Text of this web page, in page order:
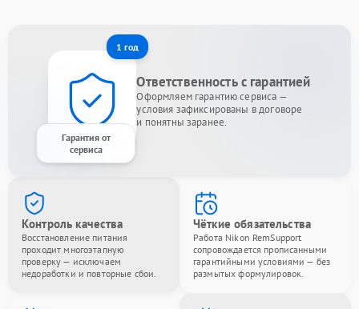
1 год
Гарантия от
сервиса
Ответственность с гарантией
Оформляем гарантию сервиса —
условия зафиксированы в договоре
и понятны заранее.
Контроль качества
Восстановление питания
проходит многоэтапную
проверку — исключаем
недоработки и повторные сбои.
Чёткие обязательства
Работа Nikon RemSupport
сопровождается прописанными
гарантийными условиями — без
размытых формулировок.